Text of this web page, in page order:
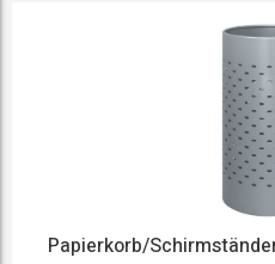
Papierkorb/